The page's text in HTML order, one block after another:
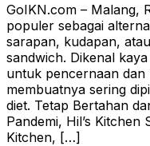
GoIKN.com – Malang,
populer sebagai
sarapan, kudapan,
sandwich. Dikenal
untuk pencernaan dan
membuatnya sering
diet. Tetap Bertahan
Pandemi, Hil’s Kitchen
Kitchen, […]